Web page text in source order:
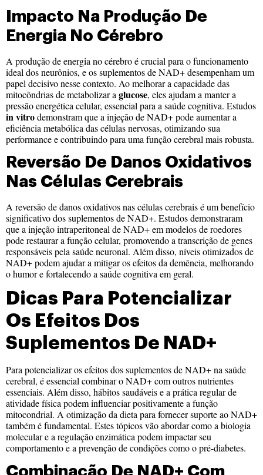
Impacto Na Produção De
Energia No Cérebro
A produção de energia no cérebro é crucial para o funcionamento
ideal dos neurônios, e os suplementos de NAD+ desempenham um
papel decisivo nesse contexto. Ao melhorar a capacidade das
mitocôndrias de metabolizar a glucose, eles ajudam a manter a
pressão energética celular, essencial para a saúde cognitiva. Estudos
in vitrodemonstram que a injeção de NAD+ pode aumentar a
eficiência metabólica das células nervosas, otimizando sua
performance e contribuindo para uma função cerebral mais robusta.
Reversão De Danos Oxidativos
Nas Células Cerebrais
A reversão de danos oxidativos nas células cerebrais é um benefício
significativo dos suplementos de NAD+. Estudos demonstraram
que a injeção intraperitoneal de NAD+ em modelos de roedores
pode restaurar a função celular, promovendo a transcrição de genes
responsáveis pela saúde neuronal. Além disso, níveis otimizados de
NAD+ podem ajudar a mitigar os efeitos da demência, melhorando
o humor e fortalecendo a saúde cognitiva em geral.
Dicas Para Potencializar
Os Efeitos Dos
Suplementos De NAD+
Para potencializar os efeitos dos suplementos de NAD+ na saúde
cerebral, é essencial combinar o NAD+ com outros nutrientes
essenciais. Além disso, hábitos saudáveis e a prática regular de
atividade física podem influenciar positivamente a função
mitocondrial. A otimização da dieta para fornecer suporte ao NAD+
também é fundamental. Estes tópicos vão abordar como a biologia
molecular e a regulação enzimática podem impactar seu
comportamento e a prevenção de condições como o pré-diabetes.
Combinação De NAD+ Com